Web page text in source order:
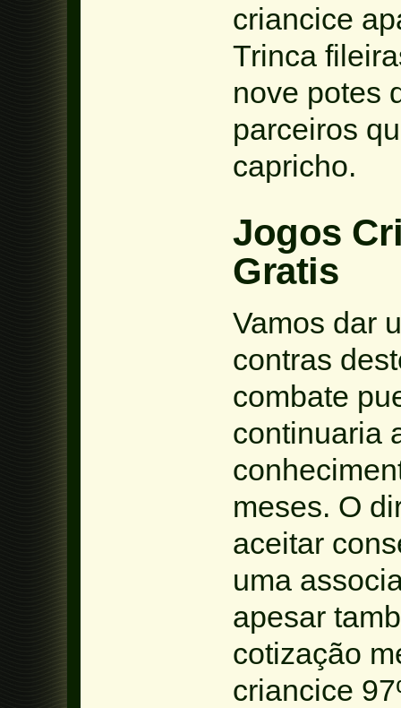
criancice
Trinca
nove potes
parceiros
capricho.
Jogos
Gratis
Vamos dar
contras
combate
continuaria
meses. O
aceitar
uma
apesar
cotização
criancice